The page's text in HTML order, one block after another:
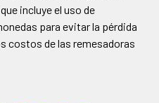
incluye el uso de
para evitar la pérdida
costos de las remesadoras